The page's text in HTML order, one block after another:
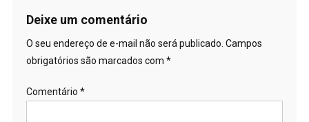
Deixe um comentário
O seu endereço de e-mail não será publicado. Campos
obrigatórios são marcados com *
Comentário *